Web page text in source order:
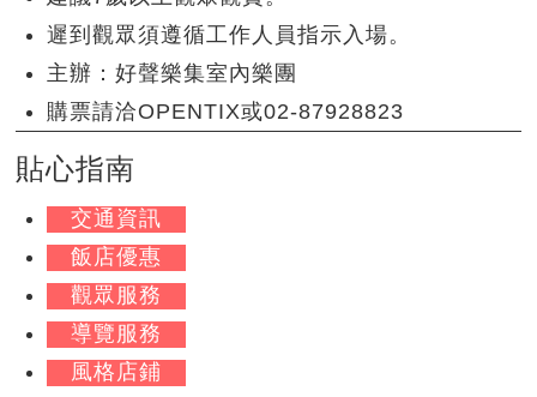
遲到觀眾須遵循工作人員指示入場。
主辦：好聲樂集室內樂團
購票請洽OPENTIX或02-87928823
貼心指南
交通資訊
飯店優惠
觀眾服務
導覽服務
風格店鋪